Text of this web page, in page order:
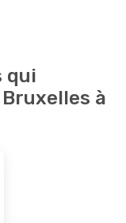
qui
à